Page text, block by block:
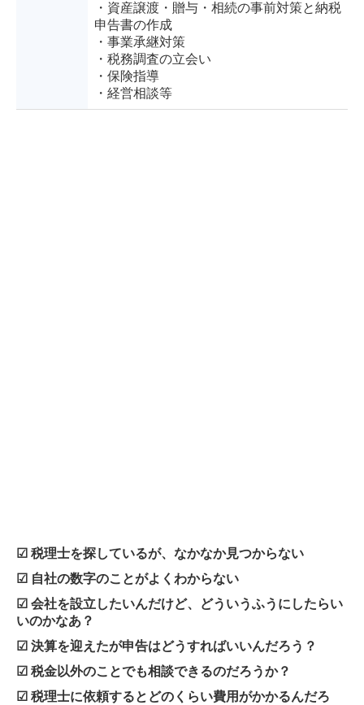
・資産譲渡・贈与・相続の事前対策と納税
申告書の作成
・事業承継対策
・税務調査の立会い
・保険指導
・経営相談等
☑ 税理士を探しているが、なかなか見つからない
☑ 自社の数字のことがよくわからない
☑ 会社を設立したいんだけど、どういうふうにしたらい
いのかなあ？
☑ 決算を迎えたが申告はどうすればいいんだろう？
☑ 税金以外のことでも相談できるのだろうか？
☑ 税理士に依頼するとどのくらい費用がかかるんだろ